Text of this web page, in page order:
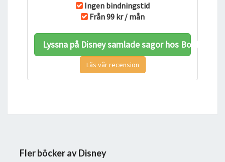
Ingen bindningstid
Från 99 kr / mån
Lyssna på Disney samlade sagor hos BookBeat
Läs vår recension
Fler böcker av Disney